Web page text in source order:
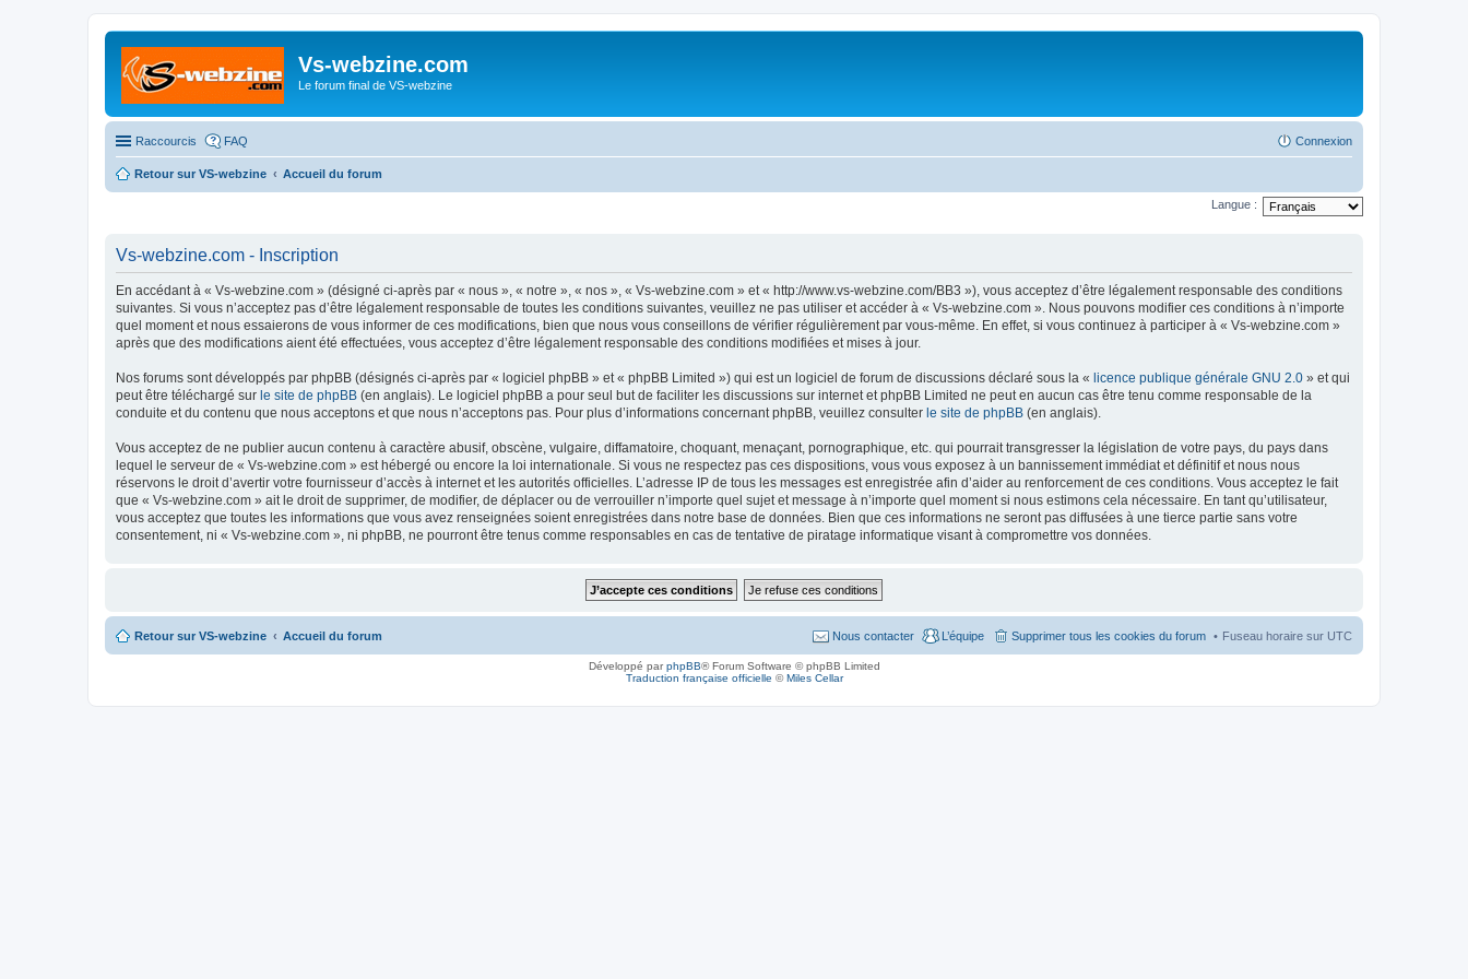
Vs-webzine.com
Le forum final de VS-webzine
Raccourcis FAQ Connexion
Retour sur VS-webzine Accueil du forum
Langue :
Vs-webzine.com - Inscription
En accédant à « Vs-webzine.com » (désigné ci-après par « nous », « notre », « nos », « Vs-webzine.com » et « http://www.vs-webzine.com/BB3 »), vous acceptez d’être légalement responsable des conditions
suivantes. Si vous n’acceptez pas d’être légalement responsable de toutes les conditions suivantes, veuillez ne pas utiliser et accéder à « Vs-webzine.com ». Nous pouvons modifier ces conditions à n’importe
quel moment et nous essaierons de vous informer de ces modifications, bien que nous vous conseillons de vérifier régulièrement par vous-même. En effet, si vous continuez à participer à « Vs-webzine.com »
après que des modifications aient été effectuées, vous acceptez d’être légalement responsable des conditions modifiées et mises à jour.
Nos forums sont développés par phpBB (désignés ci-après par « logiciel phpBB » et « phpBB Limited ») qui est un logiciel de forum de discussions déclaré sous la « licence publique générale GNU 2.0 » et qui
peut être téléchargé sur le site de phpBB (en anglais). Le logiciel phpBB a pour seul but de faciliter les discussions sur internet et phpBB Limited ne peut en aucun cas être tenu comme responsable de la
conduite et du contenu que nous acceptons et que nous n’acceptons pas. Pour plus d’informations concernant phpBB, veuillez consulter le site de phpBB (en anglais).
Vous acceptez de ne publier aucun contenu à caractère abusif, obscène, vulgaire, diffamatoire, choquant, menaçant, pornographique, etc. qui pourrait transgresser la législation de votre pays, du pays dans
lequel le serveur de « Vs-webzine.com » est hébergé ou encore la loi internationale. Si vous ne respectez pas ces dispositions, vous vous exposez à un bannissement immédiat et définitif et nous nous
réservons le droit d’avertir votre fournisseur d’accès à internet et les autorités officielles. L’adresse IP de tous les messages est enregistrée afin d’aider au renforcement de ces conditions. Vous acceptez le fait
que « Vs-webzine.com » ait le droit de supprimer, de modifier, de déplacer ou de verrouiller n’importe quel sujet et message à n’importe quel moment si nous estimons cela nécessaire. En tant qu’utilisateur,
vous acceptez que toutes les informations que vous avez renseignées soient enregistrées dans notre base de données. Bien que ces informations ne seront pas diffusées à une tierce partie sans votre
consentement, ni « Vs-webzine.com », ni phpBB, ne pourront être tenus comme responsables en cas de tentative de piratage informatique visant à compromettre vos données.
Retour sur VS-webzine Accueil du forum Fuseau horaire sur UTC
Supprimer tous les cookies du forum
L’équipe
Nous contacter
Développé parphpBB® Forum Software © phpBB Limited
Traduction française officielle ©Miles Cellar